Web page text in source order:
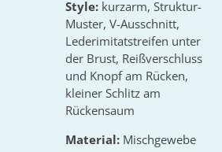
Style: kurzarm, Struktur-
Muster, V-Ausschnitt,
Lederimitatstreifen unter
der Brust, Reißverschluss
und Knopf am Rücken,
kleiner Schlitz am
Rückensaum
Material: Mischgewebe